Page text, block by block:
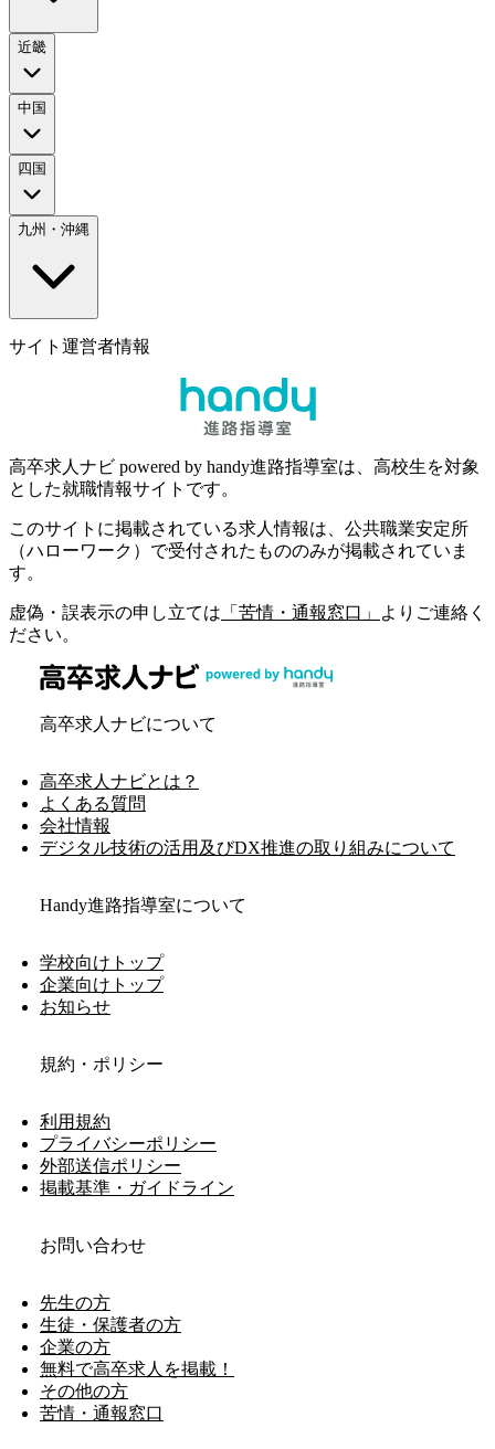
近畿
中国
四国
九州・沖縄
サイト運営者情報
高卒求人ナビ powered by handy進路指導室は、高校生を対象
とした就職情報サイトです。
このサイトに掲載されている求人情報は、公共職業安定所
（ハローワーク）で受付されたもののみが掲載されていま
す。
虚偽・誤表示の申し立ては 「苦情・通報窓口」
よりご連絡く
ださい。
高卒求人ナビについて
高卒求人ナビとは？
よくある質問
会社情報
デジタル技術の活用及びDX推進の取り組みについて
Handy進路指導室について
学校向けトップ
企業向けトップ
お知らせ
規約・ポリシー
利用規約
プライバシーポリシー
外部送信ポリシー
掲載基準・ガイドライン
お問い合わせ
先生の方
生徒・保護者の方
企業の方
無料で高卒求人を掲載！
その他の方
苦情・通報窓口